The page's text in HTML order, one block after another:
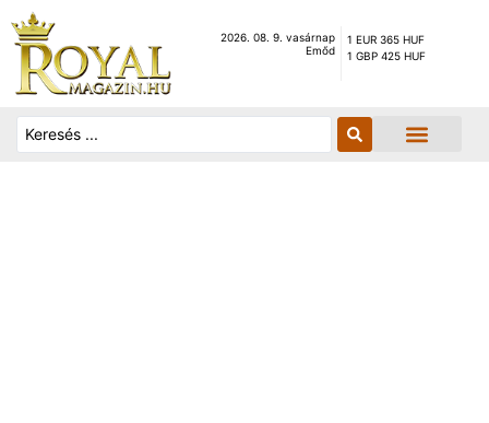
2026. 08. 9. vasárnap
Emőd
1 EUR 365 HUF
1 GBP 425 HUF